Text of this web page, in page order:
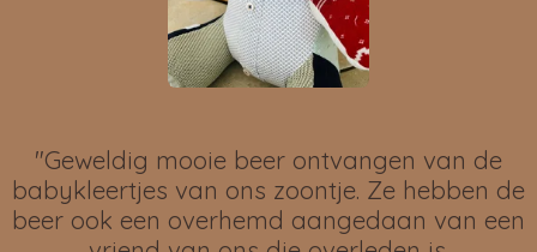
"Geweldig mooie beer ontvangen van de
babykleertjes van ons zoontje. Ze hebben de
beer ook een overhemd aangedaan van een